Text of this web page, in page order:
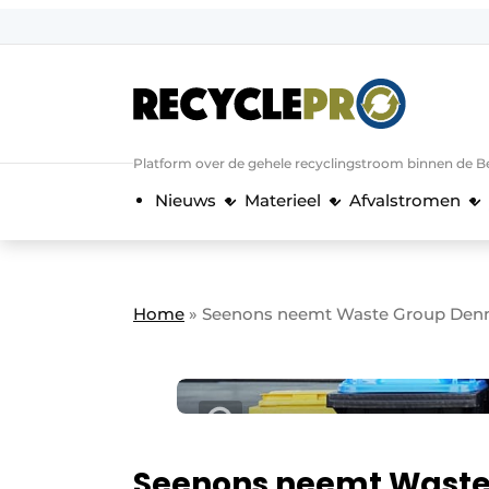
Algemene voorwaarden
Podcasts
RecyclePro | Vakblad over de
Platform over de gehele recyclingstroom binnen de
Nieuws Materieel Afvalstromen
Home » Seenons neemt Waste Group